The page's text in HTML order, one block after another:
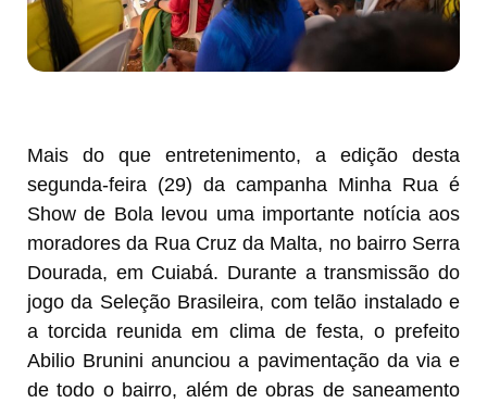
Mais do que entretenimento, a edição desta
segunda-feira (29) da campanha Minha Rua é
Show de Bola levou uma importante notícia aos
moradores da Rua Cruz da Malta, no bairro Serra
Dourada, em Cuiabá. Durante a transmissão do
jogo da Seleção Brasileira, com telão instalado e
a torcida reunida em clima de festa, o prefeito
Abilio Brunini anunciou a pavimentação da via e
de todo o bairro, além de obras de saneamento